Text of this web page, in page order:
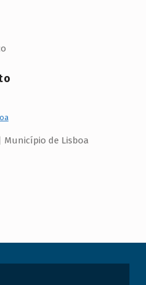
de Lisboa